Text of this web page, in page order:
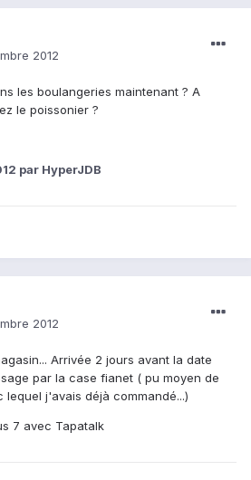
2012
les boulangeries maintenant ? A
le poissonier ?
par HyperJDB
2012
Arrivée 2 jours avant la date
par la case fianet ( pu moyen de
j'avais déjà commandé...)
7 avec Tapatalk